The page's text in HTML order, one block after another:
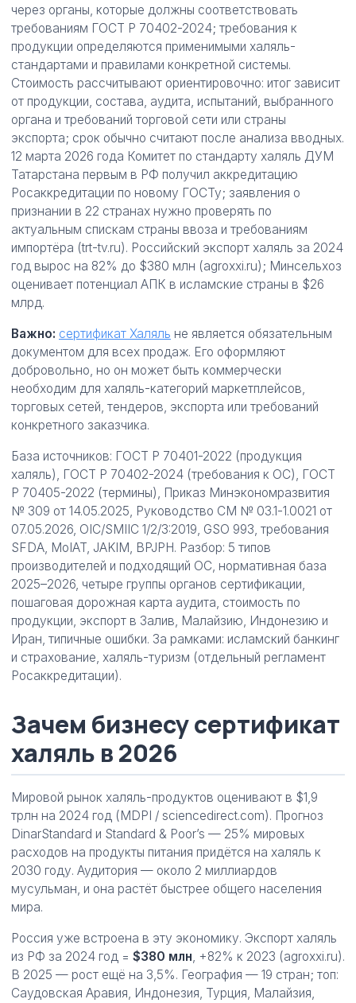
через органы, которые должны соответствовать
требованиям ГОСТ Р 70402-2024; требования к
продукции определяются применимыми халяль-
стандартами и правилами конкретной системы.
Стоимость рассчитывают ориентировочно: итог зависит
от продукции, состава, аудита, испытаний, выбранного
органа и требований торговой сети или страны
экспорта; срок обычно считают после анализа вводных.
12 марта 2026 года Комитет по стандарту халяль ДУМ
Татарстана первым в РФ получил аккредитацию
Росаккредитации по новому ГОСТу; заявления о
признании в 22 странах нужно проверять по
актуальным спискам страны ввоза и требованиям
импортёра (trt-tv.ru). Российский экспорт халяль за 2024
год вырос на 82% до $380 млн (agroxxi.ru); Минсельхоз
оценивает потенциал АПК в исламские страны в $26
млрд.
Важно: сертификат Халяль не является обязательным
документом для всех продаж. Его оформляют
добровольно, но он может быть коммерчески
необходим для халяль-категорий маркетплейсов,
торговых сетей, тендеров, экспорта или требований
конкретного заказчика.
База источников: ГОСТ Р 70401-2022 (продукция
халяль), ГОСТ Р 70402-2024 (требования к ОС), ГОСТ
Р 70405-2022 (термины), Приказ Минэкономразвития
№ 309 от 14.05.2025, Руководство СМ № 03.1-1.0021 от
07.05.2026, OIC/SMIIC 1/2/3:2019, GSO 993, требования
SFDA, MoIAT, JAKIM, BPJPH. Разбор: 5 типов
производителей и подходящий ОС, нормативная база
2025–2026, четыре группы органов сертификации,
пошаговая дорожная карта аудита, стоимость по
продукции, экспорт в Залив, Малайзию, Индонезию и
Иран, типичные ошибки. За рамками: исламский банкинг
и страхование, халяль-туризм (отдельный регламент
Росаккредитации).
Зачем бизнесу сертификат
халяль в 2026
Мировой рынок халяль-продуктов оценивают в $1,9
трлн на 2024 год (MDPI / sciencedirect.com). Прогноз
DinarStandard и Standard & Poor’s — 25% мировых
расходов на продукты питания придётся на халяль к
2030 году. Аудитория — около 2 миллиардов
мусульман, и она растёт быстрее общего населения
мира.
Россия уже встроена в эту экономику. Экспорт халяль
из РФ за 2024 год = $380 млн, +82% к 2023 (agroxxi.ru).
В 2025 — рост ещё на 3,5%. География — 19 стран; топ:
Саудовская Аравия, Индонезия, Турция, Малайзия,